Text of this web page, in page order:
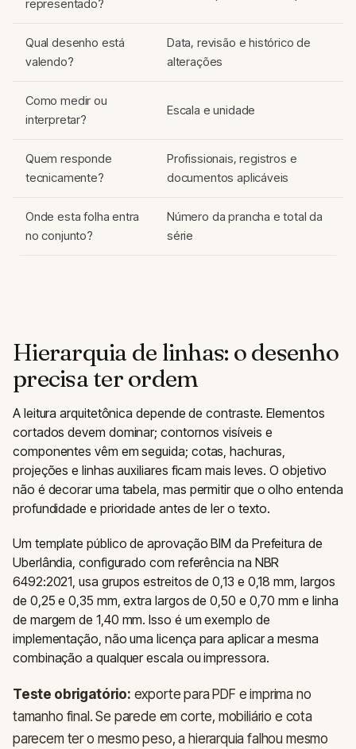
representado?
Qual desenho está
valendo?
Data, revisão e histórico de
alterações
Como medir ou
interpretar?
Escala e unidade
Quem responde
tecnicamente?
Profissionais, registros e
documentos aplicáveis
Onde esta folha entra
no conjunto?
Número da prancha e total da
série
Hierarquia de linhas: o desenho
precisa ter ordem
A leitura arquitetônica depende de contraste. Elementos
cortados devem dominar; contornos visíveis e
componentes vêm em seguida; cotas, hachuras,
projeções e linhas auxiliares ficam mais leves. O objetivo
não é decorar uma tabela, mas permitir que o olho entenda
profundidade e prioridade antes de ler o texto.
Um template público de aprovação BIM da Prefeitura de
Uberlândia, configurado com referência na NBR
6492:2021, usa grupos estreitos de 0,13 e 0,18 mm, largos
de 0,25 e 0,35 mm, extra largos de 0,50 e 0,70 mm e linha
de margem de 1,40 mm. Isso é um exemplo de
implementação, não uma licença para aplicar a mesma
combinação a qualquer escala ou impressora.
Teste obrigatório: exporte para PDF e imprima no
tamanho final. Se parede em corte, mobiliário e cota
parecem ter o mesmo peso, a hierarquia falhou mesmo